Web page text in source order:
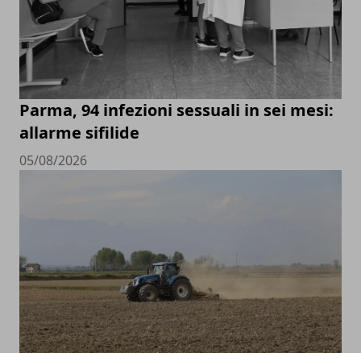
Parma, 94 infezioni sessuali in sei mesi:
allarme sifilide
05/08/2026